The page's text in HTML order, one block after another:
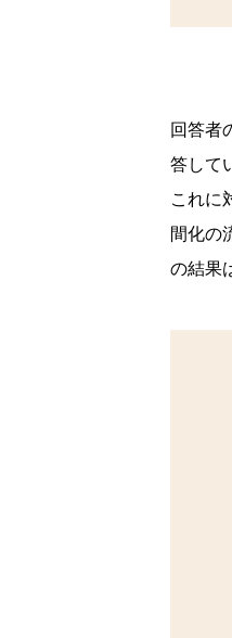
回答者
答して
これに
間化の
の結果